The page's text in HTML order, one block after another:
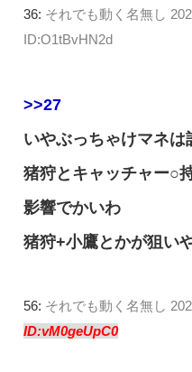
36: それでも動く名無し
ID:O1tBvHN2d
>>27
いやぶっちゃけマネは
猪狩とキャッチャー○
影響でかいわ
猪狩+小鷹とかが狙い
56: それでも動く名無し
ID:vM0geUpC0